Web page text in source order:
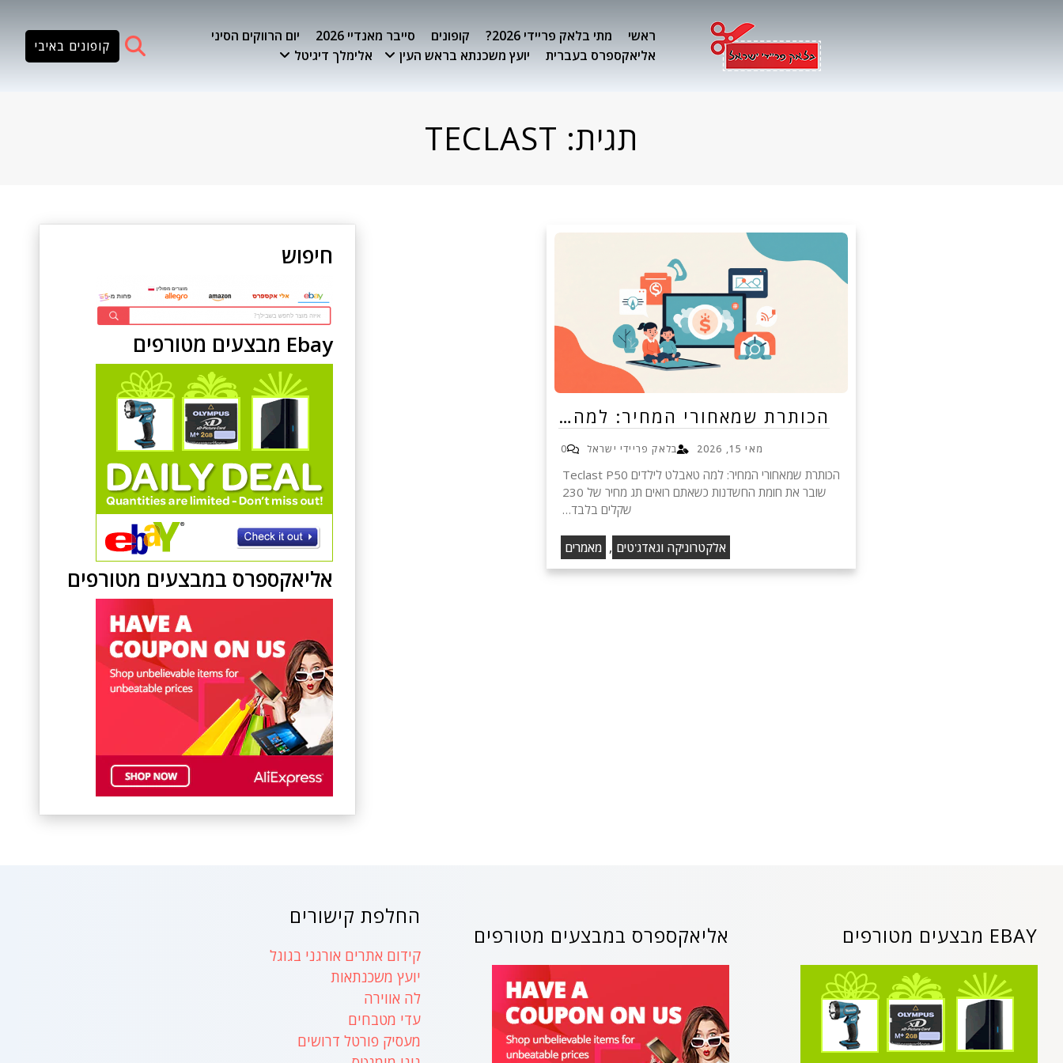
ראשי מתי בלאק פריידי 2026? קופונים סייבר מאנדיי 2026
יום הרווקים הסיני
אליאקספרס בעברית
יועץ משכנתא בראש העין אלימלך דיגיטל
קופונים באיבי
תגית: TECLAST
הכותרת שמאחורי המחיר: למה…
מאי 15, 2026 בלאק פריידי ישראל 0
הכותרת שמאחורי המחיר: למה טאבלט לילדים Teclast P50
שובר את חומת החשדנות כשאתם רואים תג מחיר של 230
שקלים בלבד…
אלקטרוניקה וגאדג'טים , מאמרים
חיפוש
Ebay מבצעים מטורפים
אליאקספרס במבצעים מטורפים
החלפת קישורים
קידום אתרים אורגני בגוגל
יועץ משכנתאות
לה אווירה
עדי מטבחים
מעסיק פורטל דרושים
אליאקספרס במבצעים מטורפים EBAY מבצעים מטורפים